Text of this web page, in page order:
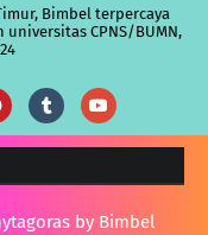
Bimbel terpercaya
universitas CPNS/BUMN,
by Bimbel